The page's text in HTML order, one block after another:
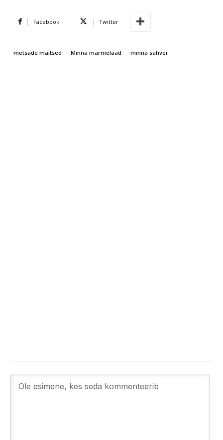
Facebook Twitter
metsade maitsed Minna marmelaad minna sahver